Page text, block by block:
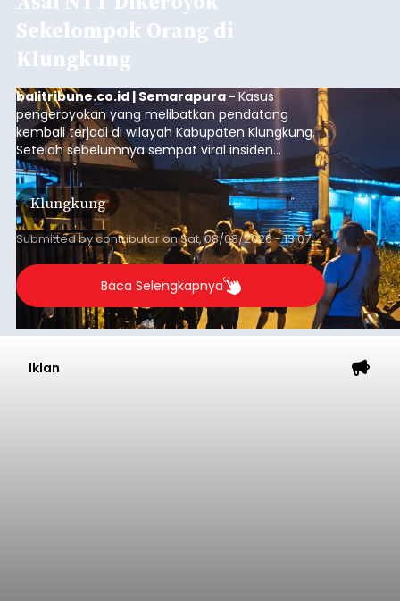
Sekelompok Orang di
Klungkung
balitribune.co.id | Semarapura -Kasus
pengeroyokan yang melibatkan pendatang
kembali terjadi di wilayah Kabupaten Klungkung.
Setelah sebelumnya sempat viral insiden
keributan di barat Pasar Galiran, peristiwa serupa
kini menimpa seorang pemuda asal Kabupaten
Sumba Barat Daya (SBD), Nusa Tenggara Timur
(NTT).
Klungkung
Submitted bycontributoronSat, 08/08/2026 - 13:07
Baca Selengkapnya
Iklan